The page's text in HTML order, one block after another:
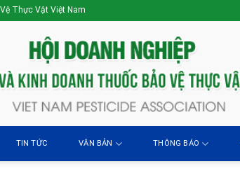
Thực Vật Việt Nam
TIN TỨC VĂN BẢN THÔNG BÁO